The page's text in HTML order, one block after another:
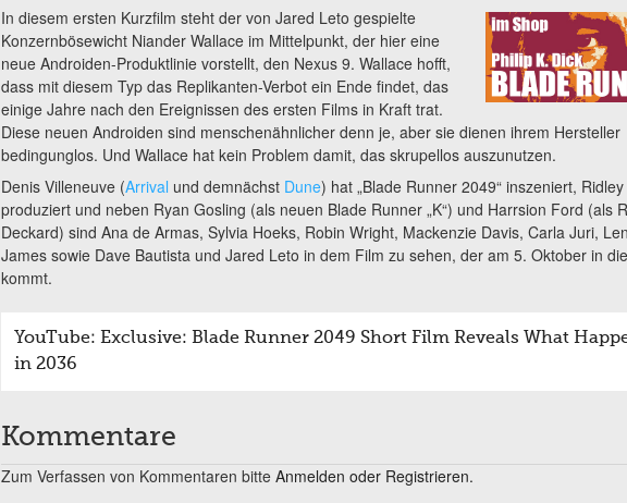
In diesem ersten Kurzfilm steht der von Jared Leto gespielte
Konzernbösewicht Niander Wallace im Mittelpunkt, der hier eine
neue Androiden-Produktlinie vorstellt, den Nexus 9. Wallace hofft,
dass mit diesem Typ das Replikanten-Verbot ein Ende findet, das
einige Jahre nach den Ereignissen des ersten Films in Kraft trat.
Diese neuen Androiden sind menschenähnlicher denn je, aber sie dienen ihrem Hersteller
bedingunglos. Und Wallace hat kein Problem damit, das skrupellos auszunutzen.
Denis Villeneuve (Arrival und demnächst Dune) hat „Blade Runner 2049“ inszeniert,
produziert und neben Ryan Gosling (als neuen Blade Runner „K“) und Harrsion Ford (als
Deckard) sind Ana de Armas, Sylvia Hoeks, Robin Wright, Mackenzie Davis, Carla Juri,
James sowie Dave Bautista und Jared Leto in dem Film zu sehen, der am 5. Oktober in
kommt.
YouTube: Exclusive: Blade Runner 2049 Short Film Reveals What
in 2036
Kommentare
Zum Verfassen von Kommentaren bitte Anmelden oder Registrieren.